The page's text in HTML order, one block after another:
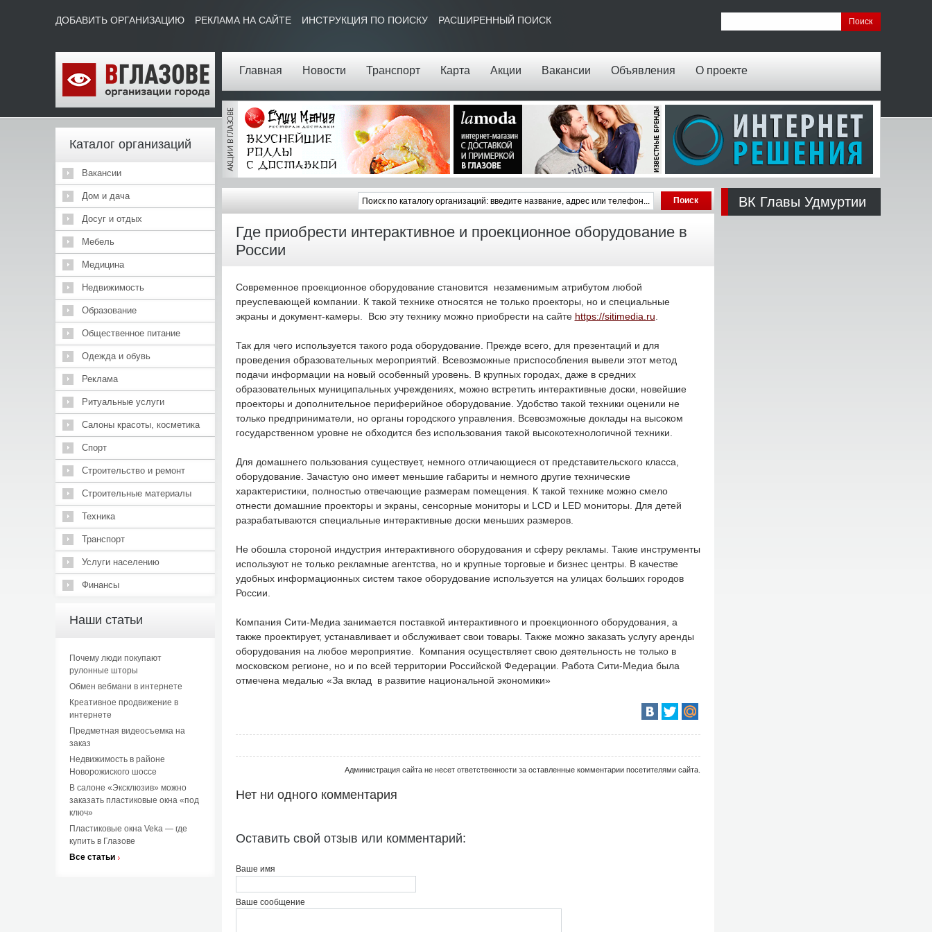
Главная Новости Транспорт Карта Акции Вакансии Объявления О проекте
ДОБАВИТЬ ОРГАНИЗАЦИЮ РЕКЛАМА НА САЙТЕ ИНСТРУКЦИЯ ПО ПОИСКУ РАСШИРЕННЫЙ ПОИСК
Каталог организаций
Вакансии
Дом и дача
Досуг и отдых
Мебель
Медицина
Недвижимость
Образование
Общественное питание
Одежда и обувь
Реклама
Ритуальные услуги
Салоны красоты, косметика
Спорт
Строительство и ремонт
Строительные материалы
Техника
Транспорт
Услуги населению
Финансы
Наши статьи
Почему люди покупают
рулонные шторы
Обмен вебмани в интернете
Креативное продвижение в
интернете
Предметная видеосъемка на
заказ
Недвижимость в районе
Новорожиского шоссе
В салоне «Эксклюзив» можно
заказать пластиковые окна «под
ключ»
Пластиковые окна Veka — где
купить в Глазове
Все статьи
Где приобрести интерактивное и проекционное оборудование в
России
Современное проекционное оборудование становится незаменимым атрибутом любой
преуспевающей компании. К такой технике относятся не только проекторы, но и специальные
экраны и документ-камеры. Всю эту технику можно приобрести на сайте https://sitimedia.ru
Так для чего используется такого рода оборудование. Прежде всего, для презентаций и для
проведения образовательных мероприятий. Всевозможные приспособления вывели этот метод
подачи информации на новый особенный уровень. В крупных городах, даже в средних
образовательных муниципальных учреждениях, можно встретить интерактивные доски, новейшие
проекторы и дополнительное периферийное оборудование. Удобство такой техники оценили не
только предприниматели, но органы городского управления. Всевозможные доклады на высоком
государственном уровне не обходится без использования такой высокотехнологичной техники.
Для домашнего пользования существует, немного отличающиеся от представительского класса,
оборудование. Зачастую оно имеет меньшие габариты и немного другие технические
характеристики, полностью отвечающие размерам помещения. К такой технике можно смело
отнести домашние проекторы и экраны, сенсорные мониторы и LCD и LED мониторы. Для детей
разрабатываются специальные интерактивные доски меньших размеров.
Не обошла стороной индустрия интерактивного оборудования и сферу рекламы. Такие инструменты
используют не только рекламные агентства, но и крупные торговые и бизнес центры. В качестве
удобных информационных систем такое оборудование используется на улицах больших городов
России.
Компания Сити-Медиа занимается поставкой интерактивного и проекционного оборудования, а
также проектирует, устанавливает и обслуживает свои товары. Также можно заказать услугу аренды
оборудования на любое мероприятие. Компания осуществляет свою деятельность не только в
московском регионе, но и по всей территории Российской Федерации. Работа Сити-Медиа была
отмечена медалью «За вклад в развитие национальной экономики»
Администрация сайта не несет ответственности за оставленные комментарии посетителями сайта.
Нет ни одного комментария
Оставить свой отзыв или комментарий:
Ваше имя
Ваше сообщение
ВК Главы Удмуртии